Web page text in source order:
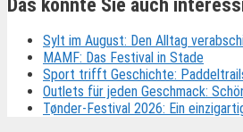
Das könnte Sie auch
Sylt im August: Den Alltag
MAMF: Das Festival in Stade
Sport trifft Geschichte:
Outlets für jeden Geschmack:
Tønder-Festival 2026: Ein